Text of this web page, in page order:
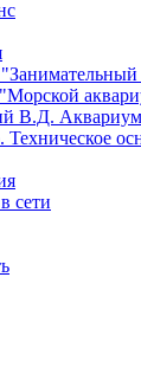
В.Д.
Техническое
сети